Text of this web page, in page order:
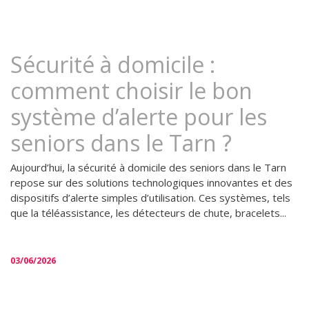
Sécurité à domicile :
comment choisir le bon
système d’alerte pour les
seniors dans le Tarn ?
Aujourd’hui, la sécurité à domicile des seniors dans le Tarn
repose sur des solutions technologiques innovantes et des
dispositifs d’alerte simples d’utilisation. Ces systèmes, tels
que la téléassistance, les détecteurs de chute, bracelets...
03/06/2026